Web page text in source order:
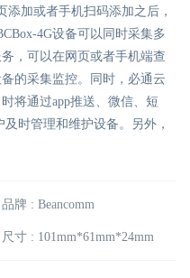
添加或者手机扫码添加之后，
4G设备可以同时采集多
，可以在网页或者手机端查
的采集监控。同时，必通云
将通过app推送、微信、短
时管理和维护设备。另外，
品牌 : Beancomm
尺寸 : 101mm*61mm*24mm